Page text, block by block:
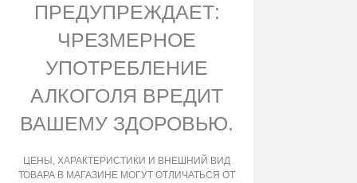
ПРЕДУПРЕЖДАЕТ:
ЧРЕЗМЕРНОЕ
УПОТРЕБЛЕНИЕ
АЛКОГОЛЯ ВРЕДИТ
ВАШЕМУ ЗДОРОВЬЮ.
ЦЕНЫ, ХАРАКТЕРИСТИКИ И ВНЕШНИЙ ВИД
ТОВАРА В МАГАЗИНЕ МОГУТ ОТЛИЧАТЬСЯ ОТ